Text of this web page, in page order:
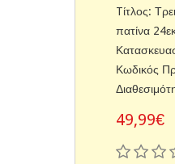
Tίτλος:
πατίνα
Κωδικός
49,99€